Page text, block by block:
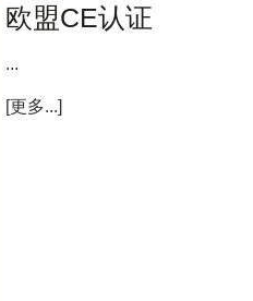
欧盟CE认证
...
[更多...]